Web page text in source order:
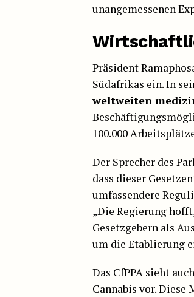
unangemessenen
Präsident
Südafrikas ein. In
weltweiten
100.000
Der Sprecher des
dass dieser
umfassendere
„Die Regierung
Gesetzgebern als
um die Etablierung
Das CfPPA sieht
Cannabis vor.